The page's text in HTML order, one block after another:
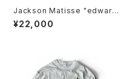
Jackson Matisse "edward
SCISSORHANDS POSTER L
ongsleeve Tee"
¥22,000